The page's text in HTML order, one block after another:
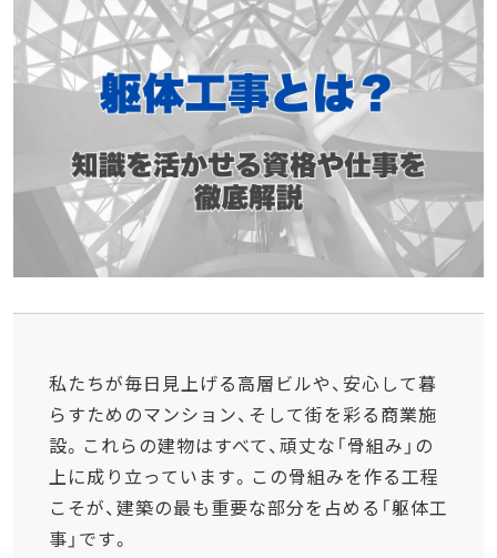
私たちが毎日見上げる高層ビルや、安心して暮
らすためのマンション、そして街を彩る商業施
設。これらの建物はすべて、頑丈な「骨組み」の
上に成り立っています。この骨組みを作る工程
こそが、建築の最も重要な部分を占める「躯体工
事」です。